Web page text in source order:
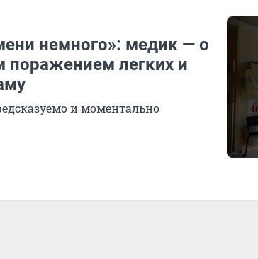
немного»: медик — о
поражением легких и
и моментально